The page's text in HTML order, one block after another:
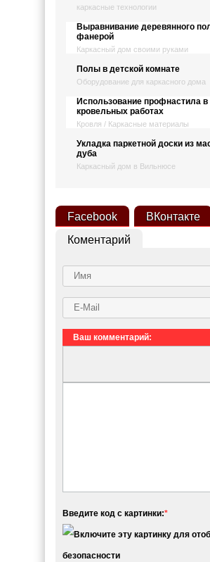
каркасные технологии
Выравнивание деревянного
фанерой
Каркасный дом своими руками
Полы в детской комнате
Оборудование для каркасного дома
Использование профнастила в
кровельных работах
Кровля / Каркасные материалы
Укладка паркетной доски из
дуба
Каркасный дом в Вильнюсе
Facebook
ВКонтакте
Коментарий
Ваш комментарий:
Введите код с картинки:*